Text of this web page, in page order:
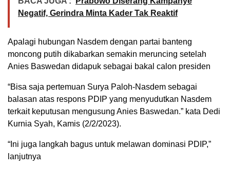
Negatif, Gerindra Minta Kader Tak Reaktif
Apalagi hubungan Nasdem dengan partai banteng
moncong putih dikabarkan semakin meruncing setelah
Anies Baswedan didapuk sebagai bakal calon presiden
“Bisa saja pertemuan Surya Paloh-Nasdem sebagai
balasan atas respons PDIP yang menyudutkan Nasdem
terkait keputusan mengusung Anies Baswedan.” kata Dedi
Kurnia Syah, Kamis (2/2/2023).
“Ini juga langkah bagus untuk melawan dominasi PDIP,”
lanjutnya